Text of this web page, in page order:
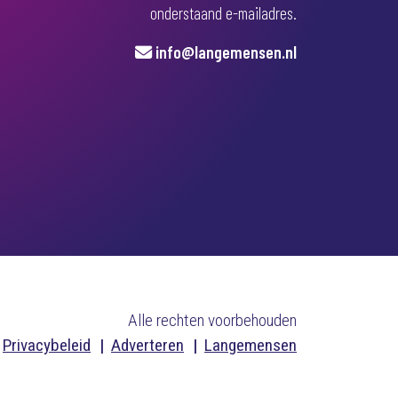
onderstaand e-mailadres.
info@langemensen.nl
Alle rechten voorbehouden
Privacybeleid
Adverteren Langemensen